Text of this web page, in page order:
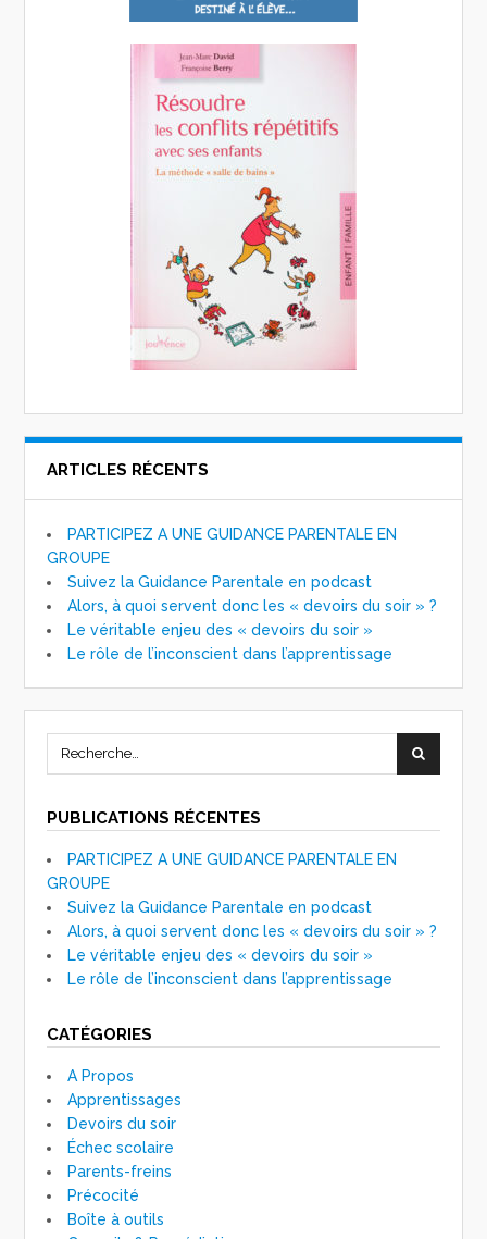
ARTICLES RÉCENTS
PARTICIPEZ A UNE GUIDANCE PARENTALE EN
GROUPE
Suivez la Guidance Parentale en podcast
Alors, à quoi servent donc les « devoirs du soir » ?
Le véritable enjeu des « devoirs du soir »
Le rôle de l’inconscient dans l’apprentissage
PUBLICATIONS RÉCENTES
PARTICIPEZ A UNE GUIDANCE PARENTALE EN
GROUPE
Suivez la Guidance Parentale en podcast
Alors, à quoi servent donc les « devoirs du soir » ?
Le véritable enjeu des « devoirs du soir »
Le rôle de l’inconscient dans l’apprentissage
CATÉGORIES
A Propos
Apprentissages
Devoirs du soir
Échec scolaire
Parents-freins
Précocité
Boîte à outils